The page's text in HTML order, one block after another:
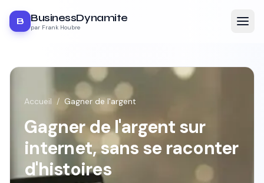
B BusinessDynamite
par Frank Houbre
Accueil / Gagner de l'argent
Gagner de l'argent sur
internet, sans se raconter
d'histoires